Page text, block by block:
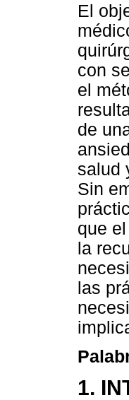
El
con
el
de
salud
Sin
que
la
las
1.